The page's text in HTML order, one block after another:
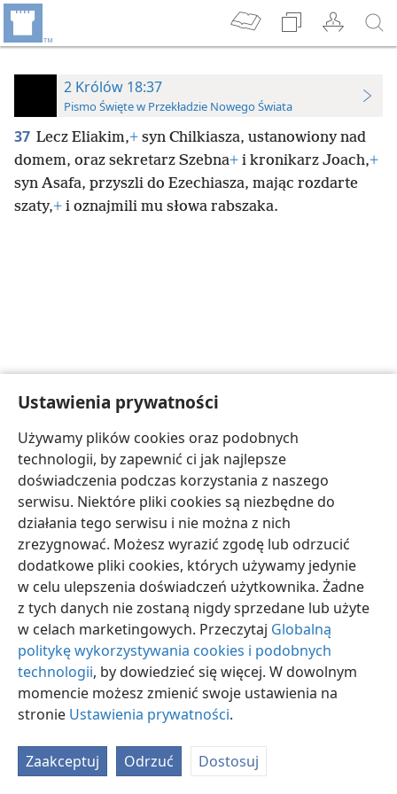
Ustawienia prywatności
Używamy plików cookies oraz podobnych
technologii, by zapewnić ci jak najlepsze
doświadczenia podczas korzystania z naszego
serwisu. Niektóre pliki cookies są niezbędne do
działania tego serwisu i nie można z nich
zrezygnować. Możesz wyrazić zgodę lub odrzucić
dodatkowe pliki cookies, których używamy jedynie
w celu ulepszenia doświadczeń użytkownika. Żadne
z tych danych nie zostaną nigdy sprzedane lub użyte
w celach marketingowych. Przeczytaj Globalną
politykę wykorzystywania cookies i podobnych
technologii, by dowiedzieć się więcej. W dowolnym
momencie możesz zmienić swoje ustawienia na
stronie Ustawienia prywatności.
Zaakceptuj Odrzuć Dostosuj
2 Królów 18:37
Pismo Święte w Przekładzie Nowego Świata
37 Lecz Eliakim,+ syn Chilkiasza, ustanowiony nad
domem, oraz sekretarz Szebna+ i kronikarz Joach,+
syn Asafa, przyszli do Ezechiasza, mając rozdarte
szaty,+ i oznajmili mu słowa rabszaka.
polski Ustawienia
Copyright© 2026 Watch Tower Bible and Tract Society of Pennsylvania
Warunki użytkowania Polityka prywatności
JW.ORG
Zaloguj